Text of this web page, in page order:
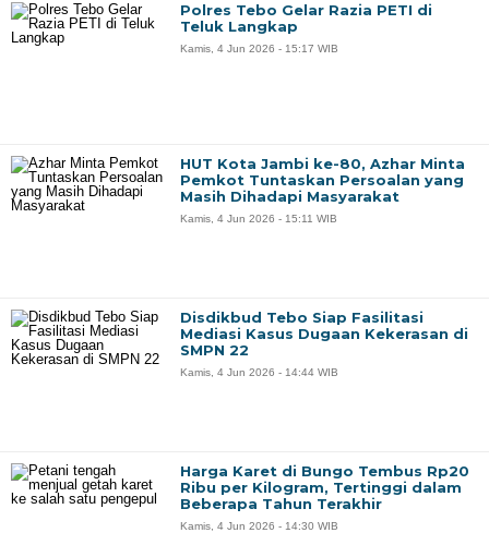
Polres Tebo Gelar Razia PETI di
Teluk Langkap
Kamis, 4 Jun 2026 - 15:17 WIB
HUT Kota Jambi ke-80, Azhar Minta
Pemkot Tuntaskan Persoalan yang
Masih Dihadapi Masyarakat
Kamis, 4 Jun 2026 - 15:11 WIB
Disdikbud Tebo Siap Fasilitasi
Mediasi Kasus Dugaan Kekerasan di
SMPN 22
Kamis, 4 Jun 2026 - 14:44 WIB
Harga Karet di Bungo Tembus Rp20
Ribu per Kilogram, Tertinggi dalam
Beberapa Tahun Terakhir
Kamis, 4 Jun 2026 - 14:30 WIB